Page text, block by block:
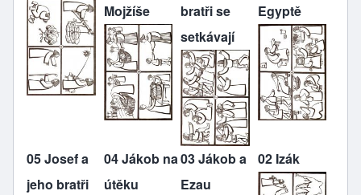
Mojžíše
bratři se
setkávají
Egyptě
05 Josef a
jeho bratři
04 Jákob na
útěku
03 Jákob a
Ezau
02 Izák